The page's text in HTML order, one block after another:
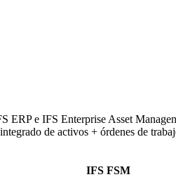
e IFS Enterprise Asset
de activos + órdenes de
IFS FSM